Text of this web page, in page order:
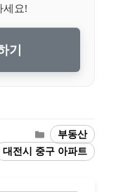
세요!
기
Categories
부동산
대전시 중구 아파트